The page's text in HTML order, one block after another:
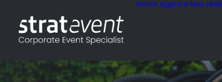
Notre agence Nos